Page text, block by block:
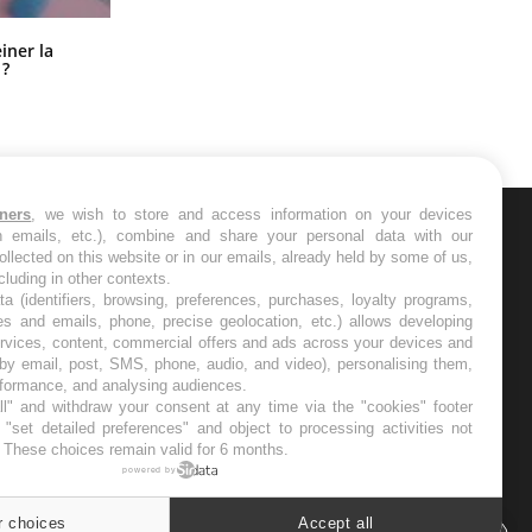
la
les semaines les meilleures
, we wish to store and access information on your devices
emails, etc.), combine and share your personal data with our
on this website or in our emails, already held by some of us,
in other contexts.
(identifiers, browsing, preferences, purchases, loyalty programs,
and emails, phone, precise geolocation, etc.) allows developing
content, commercial offers and ads across your devices and
email, post, SMS, phone, audio, and video), personalising them,
and analysing audiences.
and withdraw your consent at any time via the "cookies" footer
detailed preferences" and object to processing activities not
choices remain valid for 6 months.
powered by
choices Accept all